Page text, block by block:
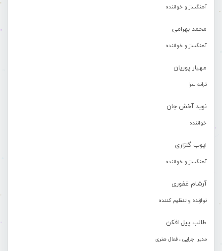
آهنگساز و خواننده
محمد بهرامی
آهنگساز و خواننده
مهیار پوریان
ترانه سرا
نوید آخش جان
خواننده
ایوب گلزاری
آهنگساز و خواننده
آرشام غفوری
نوازنده و تنظیم کننده
طالب پیل افکن
مدیر اجرایی ، فعال هنری